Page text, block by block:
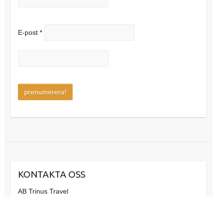
E-post *
KONTAKTA OSS
AB Trinus Travel